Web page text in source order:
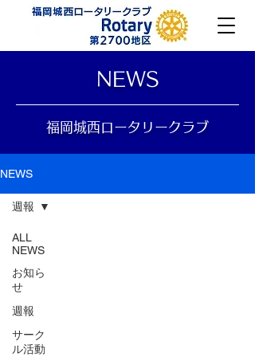
​NEWS
福岡城西ロータリークラブ
NEWS
ALL
NEWS
お知ら
せ
週報
サーク
ル活動
週報